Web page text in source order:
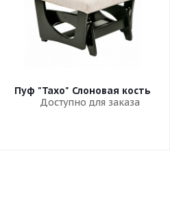
Пуф "Тахо" Слоновая кость
Доступно для заказа